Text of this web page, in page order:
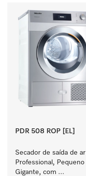
PDR 508 ROP [EL]
Secador de saída de ar
Professional, Pequeno
Gigante, com